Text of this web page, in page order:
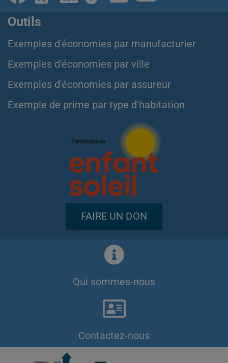
Outils
Exemples d'économies par manufacturier
Exemples d'économies par ville
Exemples d'économies par assureur
Exemple de prime par type d'habitation
FAIRE UN DON
Qui sommes-nous
Contactez-nous